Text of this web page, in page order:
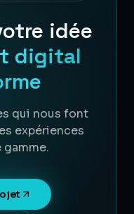
idée
digital
qui nous font
expériences